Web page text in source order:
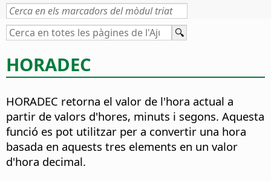
HORADEC
HORADEC retorna el valor de l'hora actual a
partir de valors d'hores, minuts i segons. Aquesta
funció es pot utilitzar per a convertir una hora
basada en aquests tres elements en un valor
d'hora decimal.